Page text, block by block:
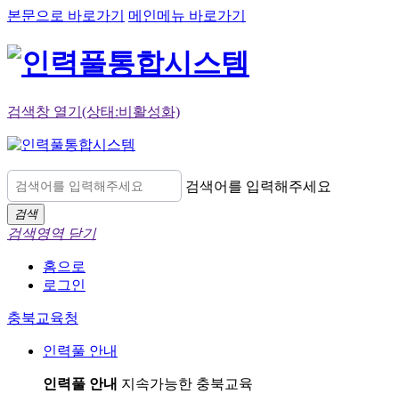
본문으로 바로가기 메인메뉴 바로가기
검색창 열기(상태:비활성화)
검색어를 입력해주세요
검색
검색영역 닫기
홈으로
로그인
충북교육청
인력풀 안내
인력풀 안내 지속가능한 충북교육